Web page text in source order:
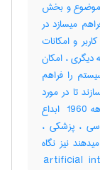
موضوع و بخش
میسازد در
و امکانات
دیگری ، امکان
را فراهم
تا در مورد
نتایج خود شرح بدهند سیستمهای خبره که در دهه ‎ 1960 ابداع
، پزشکی ،
نیز نگاه